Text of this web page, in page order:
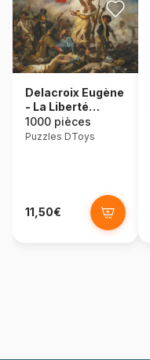
Delacroix Eugène
- La Liberté
Guidant le Peuple
1000 pièces
Puzzles DToys
11,50€